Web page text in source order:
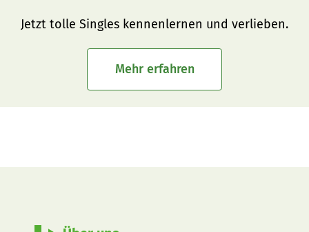
Jetzt tolle Singles kennenlernen und verlieben.
Mehr erfahren